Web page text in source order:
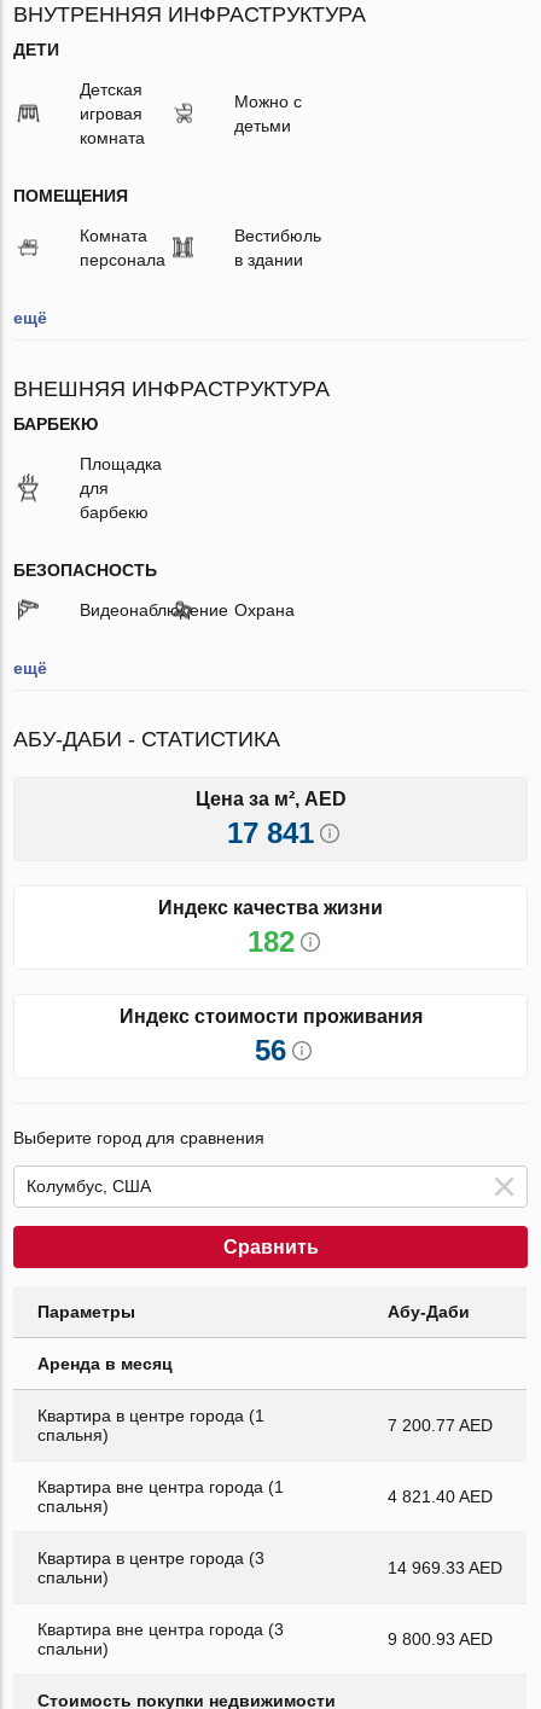
ВНУТРЕННЯЯ ИНФРАСТРУКТУРА
ДЕТИ
Детская
игровая
комната
Можно с
детьми
ПОМЕЩЕНИЯ
Комната
персонала
Вестибюль
в здании
ещё
ВНЕШНЯЯ ИНФРАСТРУКТУРА
БАРБЕКЮ
Площадка
для
барбекю
БЕЗОПАСНОСТЬ
Видеонаблюдение Охрана
ещё
АБУ-ДАБИ - СТАТИСТИКА
Цена за м², AED
17 841
Индекс качества жизни
182
Индекс стоимости проживания
56
Выберите город для сравнения
Сравнить
Параметры Абу-Даби
Аренда в месяц
Квартира в центре города (1
спальня)
7 200.77 AED
Квартира вне центра города (1
спальня)
4 821.40 AED
Квартира в центре города (3
спальни)
14 969.33 AED
Квартира вне центра города (3
спальни)
9 800.93 AED
Стоимость покупки недвижимости